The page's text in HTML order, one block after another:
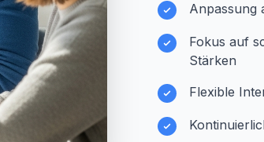
Anpassung
Fokus auf
Stärken
Flexible